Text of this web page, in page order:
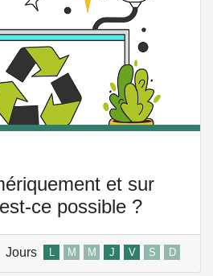
et sur
ce possible ?
Jours L M M J V S D